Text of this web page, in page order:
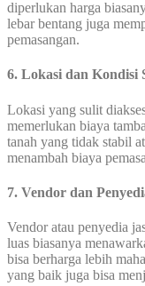
diperlukan harga
lebar bentang juga
pemasangan.
6. Lokasi dan Kondisi
Lokasi yang sulit
memerlukan biaya
tanah yang tidak stabil
menambah biaya
7. Vendor dan
Vendor atau penyedia
luas biasanya
bisa berharga lebih
yang baik juga bisa